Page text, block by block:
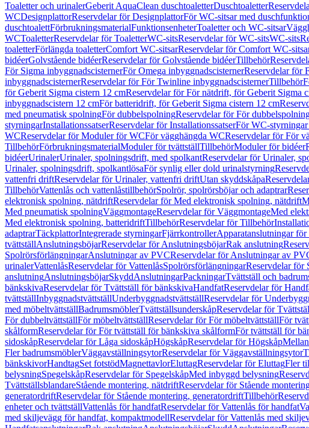
Toaletter och urinalerGeberit AquaClean duschtoaletterDuschtoaletter
WCDesignplattorReservdelar för DesignplattorFör WC-sitsar med
duschtoalettFörbrukningsmaterialFunktionsenheterToaletter och WC-sitsar
WCToaletterReservdelar för ToaletterWC-sitsReservdelar för WC-sitsWC-sits
toaletterFörlängda toaletterComfort WC-sitsarReservdelar för Comfort WC-
bidéerGolvstående bidéerReservdelar för Golvstående bidéerTillbehör
För Sigma inbyggnadscisternerFör Omega inbyggnadscisternerReservdelar för
inbyggnadscisternerReservdelar för För Twinline inbyggnadscisternerTillbehör
för Geberit Sigma cistern 12 cmReservdelar för För nätdrift, för Geberit Sigma
inbyggnadscistern 12 cmFör batteridrift, för Geberit Sigma cistern 12 cm
med pneumatisk spolningFör dubbelspolningReservdelar för För
styrningarInstallationssatserReservdelar för InstallationssatserFör WC-
WCReservdelar för Moduler för WCFör vägghängda WCReservdelar för För
TillbehörFörbrukningsmaterialModuler för tvättställTillbehörModuler för bidéer
bidéerUrinalerUrinaler, spolningsdrift, med spolkantReservdelar för Urinaler,
Urinaler, spolningsdrift, spolkantlösaFör synlig eller dold urinalstyrning
vattenfri driftReservdelar för Urinaler, vattenfri driftUtan skyddskåpa
TillbehörVattenlås och vattenlåstillbehörSpolrör, spolrörsböjar och adaptrar
elektronisk spolning, nätdriftReservdelar för Med elektronisk spolning, nätdrift
Med pneumatisk spolningVäggmontageReservdelar för VäggmontageMed
Med elektronisk spolning, batteridriftTillbehörReservdelar för Tillbehör
adaptrarTäckplattorIntegrerade styrningarFjärrkontrollerApparatanslutningar för
tvättställAnslutningsböjarReservdelar för AnslutningsböjarRak anslutning
SpolrörsförlängningarAnslutningar av PVCReservdelar för Anslutningar av
urinalerVattenlåsReservdelar för VattenlåsSpolrörsförlängningarReservdelar för
anslutningAnslutningsböjarSkyddAnslutningarPackningarTvättställ och
bänkskivaReservdelar för Tvättställ för bänkskivaHandfatReservdelar för
tvättställInbyggnadstvättställUnderbyggnadstvättställReservdelar för
med möbeltvättställBadrumsmöblerTvättställsunderskåpReservdelar för
För dubbeltvättställFör möbeltvättställReservdelar för För möbeltvättställFör
skålformReservdelar för För tvättställ för bänkskiva skålformFör tvättställ för
sidoskåpReservdelar för Låga sidoskåpHögskåpReservdelar för Högskåp
Fler badrumsmöblerVäggavställningsytorReservdelar för Väggavställningsytor
bänkskivorHandtagSet fotstödMagnettavlorEluttagReservdelar för EluttagFler
belysningSpegelskåpReservdelar för SpegelskåpMed inbyggd belysning
TvättställsblandareStående montering, nätdriftReservdelar för Stående
generatordriftReservdelar för Stående montering, generatordriftTillbehör
enheter och tvättställVattenlås för handfatReservdelar för Vattenlås för handfat
med skiljevägg för handfat, kompaktmodellReservdelar för Vattenlås med